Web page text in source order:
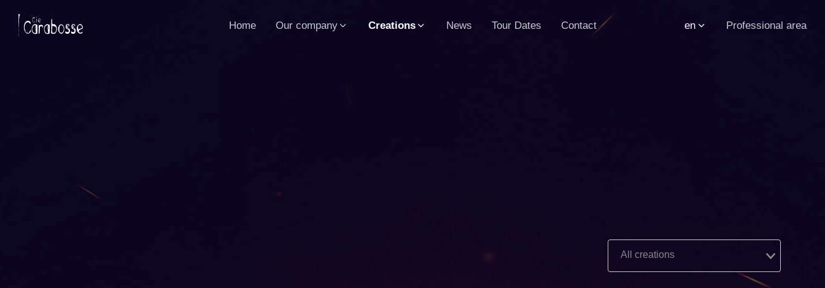
Home Our company Creations News Tour Dates Contact en Professional area